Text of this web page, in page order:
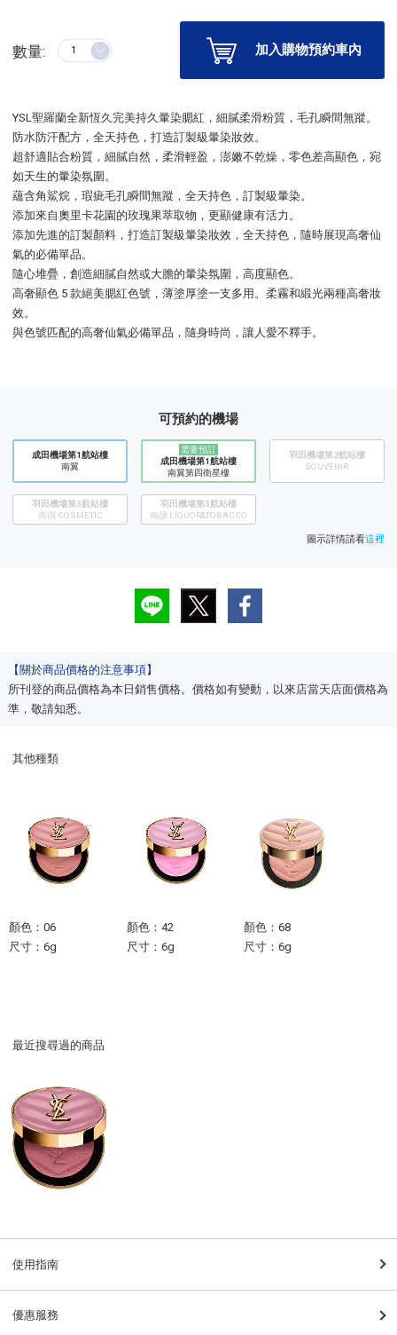
數量: 加入購物預約車內
YSL聖羅蘭全新恆久完美持久暈染腮紅，細膩柔滑粉質，毛孔瞬間無蹤。
防水防汗配方，全天持色，打造訂製級暈染妝效。
超舒適貼合粉質，細膩自然，柔滑輕盈，澎嫩不乾燥，零色差高顯色，宛
如天生的暈染氛圍。
蘊含角鯊烷，瑕疵毛孔瞬間無蹤，全天持色，訂製級暈染。
添加來自奧里卡花園的玫瑰果萃取物，更顯健康有活力。
添加先進的訂製顏料，打造訂製級暈染妝效，全天持色，隨時展現高奢仙
氣的必備單品。
隨心堆疊，創造細膩自然或大膽的暈染氛圍，高度顯色。
高奢顯色 5 款絕美腮紅色號，薄塗厚塗一支多用。柔霧和緞光兩種高奢妝
效。
與色號匹配的高奢仙氣必備單品，隨身時尚，讓人愛不釋手。
可預約的機場
成田機場第1航站樓
南翼
需要預訂
成田機場第1航站樓
南翼第四衛星樓
羽田機場第2航站樓
SOUVENIR
羽田機場第3航站樓
南側 COSMETIC
羽田機場第3航站樓
南側 LIQUOR&TOBACCO
圖示詳情請看這裡
【關於商品價格的注意事項】
所刊登的商品價格為本日銷售價格。價格如有變動，以來店當天店面價格為
準，敬請知悉。
其他種類
顏色：06
尺寸：6g
顏色：42
尺寸：6g
顏色：68
尺寸：6g
最近搜尋過的商品
使用指南
優惠服務